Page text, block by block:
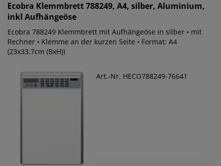
Ecobra Klemmbrett 788249, A4, silber, Aluminium,
inkl Aufhängeöse
Ecobra 788249 Klemmbrett mit Aufhängeöse in silber • mit
Rechner • Klemme an der kurzen Seite • Format: A4
(23x33,7cm (BxH))
Art.-Nr. HECO788249-76641